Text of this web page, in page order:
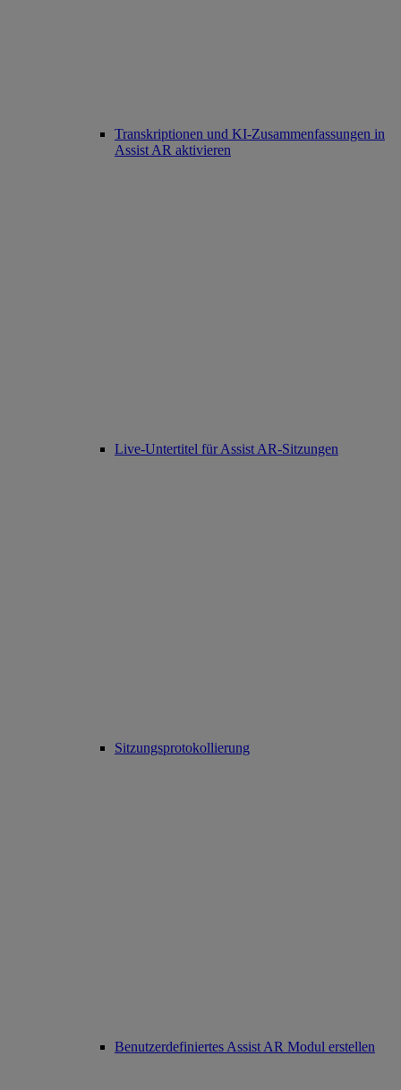
Transkriptionen und KI-Zusammenfassungen in
Assist AR aktivieren
Live-Untertitel für Assist AR-Sitzungen
Sitzungsprotokollierung
Benutzerdefiniertes Assist AR Modul erstellen